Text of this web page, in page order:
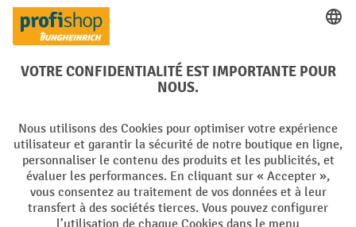
Facebook
YouTube
LinkedInInstagram
Conditions générales de vente Mentions Légales